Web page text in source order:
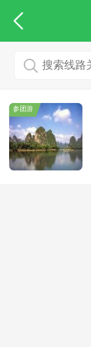
参团游